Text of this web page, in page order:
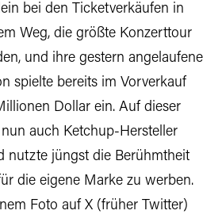
bei den Ticketverkäufen in
Weg, die größte Konzerttour
und ihre gestern angelaufene
spielte bereits im Vorverkauf
Dollar ein. Auf dieser
auch Ketchup-Hersteller
nutzte jüngst die Berühmtheit
die eigene Marke zu werben.
Foto auf X (früher Twitter)